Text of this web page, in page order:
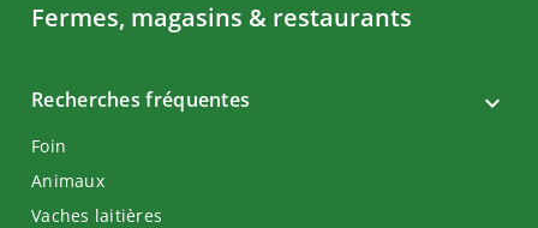
Fermes, magasins & restaurants
Recherches fréquentes
Foin
Animaux
Vaches laitières